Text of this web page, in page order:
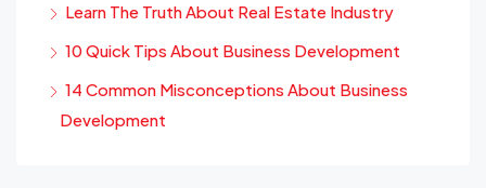
Learn The Truth About Real Estate Industry
10 Quick Tips About Business Development
14 Common Misconceptions About Business
Development